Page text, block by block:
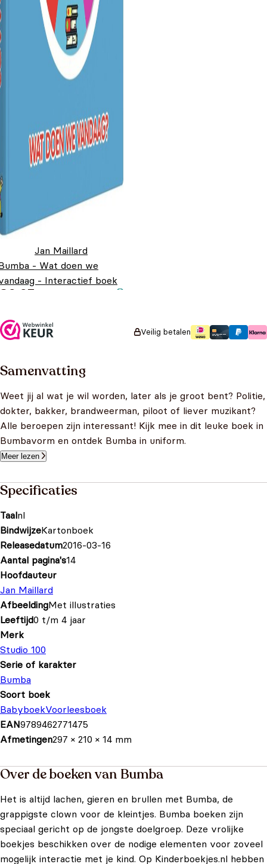
Jan Maillard
- Wat doen we
- Interactief boek
9,95
Veilig betalen
Samenvatting
Weet jij al wat je wil worden, later als je groot bent? Politie,
dokter, bakker, brandweerman, piloot of liever muzikant?
Alle beroepen zijn interessant! Kijk mee in dit leuke boek in
Bumbavorm en ontdek Bumba in uniform.
Meer lezen
Specificaties
Taalnl
BindwijzeKartonboek
Releasedatum2016-03-16
Aantal pagina's14
Hoofdauteur
Jan Maillard
AfbeeldingMet illustraties
Leeftijd0 t/m 4 jaar
Merk
Studio 100
Serie of karakter
Bumba
Soort boek
BabyboekVoorleesboek
EAN9789462771475
Afmetingen297 × 210 × 14 mm
Over de boeken van Bumba
Het is altijd lachen, gieren en brullen met Bumba, de
grappigste clown voor de kleintjes. Bumba boeken zijn
speciaal gericht op de jongste doelgroep. Deze vrolijke
boekjes beschikken over de nodige elementen voor zoveel
mogelijk interactie met je kind. Op Kinderboekjes.nl hebben